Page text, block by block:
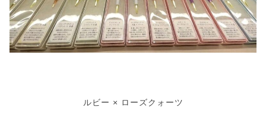
ルビー × ローズクォーツ